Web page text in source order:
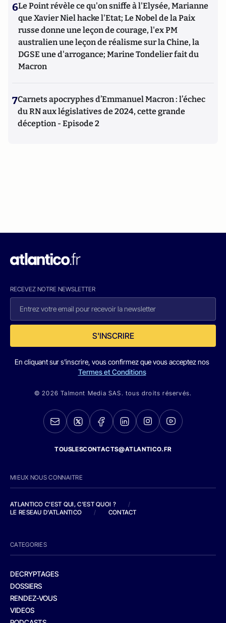
6Le Point révèle ce qu'on sniffe à l'Elysée, Marianne
que Xavier Niel hacke l'Etat; Le Nobel de la Paix
russe donne une leçon de courage, l'ex PM
australien une leçon de réalisme sur la Chine, la
DGSE une d'arrogance; Marine Tondelier fait du
Macron
7Carnets apocryphes d’Emmanuel Macron : l’échec
du RN aux législatives de 2024, cette grande
déception - Episode 2
RECEVEZ NOTRE NEWSLETTER
S'INSCRIRE
En cliquant sur s'inscrire, vous confirmez que vous acceptez nos
Termes et Conditions
© 2026 Talmont Media SAS. tous droits réservés.
TOUSLESCONTACTS@ATLANTICO.FR
MIEUX NOUS CONNAITRE
ATLANTICO C'EST QUI, C'EST QUOI ?
/
LE RESEAU D'ATLANTICO
/ CONTACT
CATEGORIES
DECRYPTAGES
DOSSIERS
RENDEZ-VOUS
VIDEOS